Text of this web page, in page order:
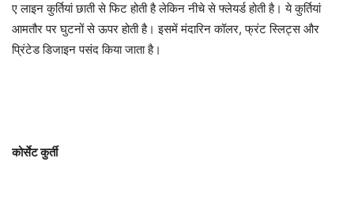
ए लाइन कुर्तियां छाती से फिट होती है लेकिन नीचे से फ्लेयर्ड होती है। ये कुर्तियां
आमतौर पर घुटनों से ऊपर होती है। इसमें मंदारिन कॉलर, फ्रंट स्लिट्स और
प्रिंटेड डिजाइन पसंद किया जाता है।
कोर्सेट कुर्ती